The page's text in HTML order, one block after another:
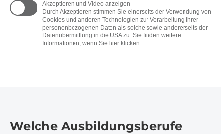
Akzeptieren und Video anzeigen
Durch Akzeptieren stimmen Sie einerseits der Verwendung von
Cookies und anderen Technologien zur Verarbeitung Ihrer
personenbezogenen Daten als solche sowie andererseits der
Datenübermittlung in die USA zu. Sie finden weitere
Informationen, wenn Sie hier klicken.
Welche Ausbildungsberufe